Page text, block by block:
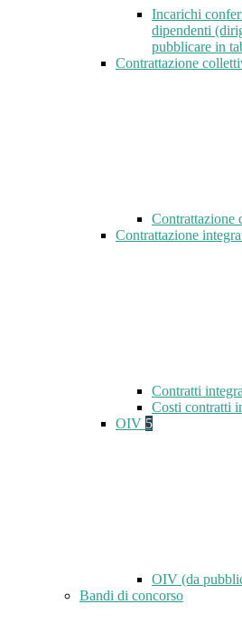
Incarichi
dipendenti
pubblicare in
Contrattazione
Contrattazione
Contrattazione
Contratti
Costi contratti
OIV 5
OIV (da
Bandi di concorso